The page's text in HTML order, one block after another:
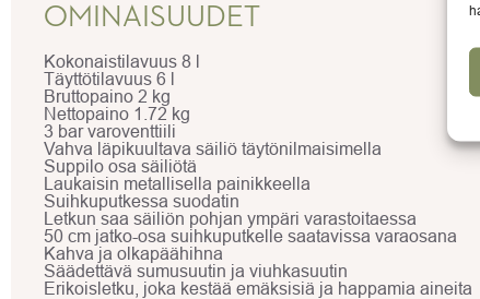
OMINAISUUDET
Kokonaistilavuus 8 l
Täyttötilavuus 6 l
Bruttopaino 2 kg
Nettopaino 1.72 kg
3 bar varoventtiili
Vahva läpikuultava säiliö täytönilmaisimella
Suppilo osa säiliötä
Laukaisin metallisella painikkeella
Suihkuputkessa suodatin
Letkun saa säiliön pohjan ympäri varastoitaessa
50 cm jatko-osa suihkuputkelle saatavissa varaosana
Kahva ja olkapäähihna
Säädettävä sumusuutin ja viuhkasuutin
Erikoisletku, joka kestää emäksisiä ja happamia aineita